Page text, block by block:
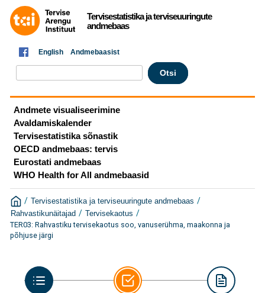
Tervisestatistika ja terviseuuringute
andmebaas
English Andmebaasist
Andmete visualiseerimine
Avaldamiskalender
Tervisestatistika sõnastik
OECD andmebaas: tervis
Eurostati andmebaas
WHO Health for All andmebaasid
/ Tervisestatistika ja terviseuuringute andmebaas /
Rahvastikunäitajad / Tervisekaotus /
TER03: Rahvastiku tervisekaotus soo, vanuserühma, maakonna ja
põhjuse järgi